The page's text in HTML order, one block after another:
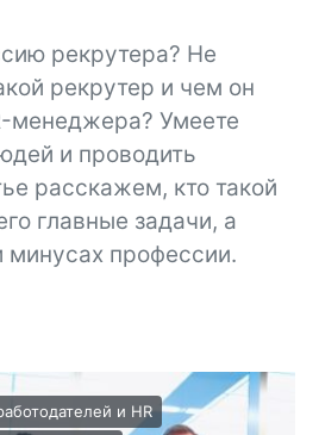
рекрутера? Не
рекрутер и чем он
менеджера? Умеете
и проводить
расскажем, кто такой
главные задачи, а
минусах профессии.
и HR